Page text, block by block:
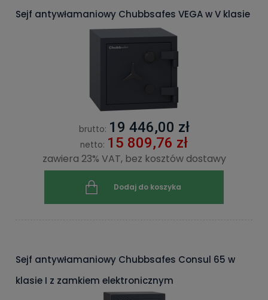
Sejf antywłamaniowy Chubbsafes VEGA w V klasie
brutto: 19 446,00 zł
netto: 15 809,76 zł
zawiera 23% VAT, bez kosztów dostawy
Dodaj do koszyka
Sejf antywłamaniowy Chubbsafes Consul 65 w
klasie I z zamkiem elektronicznym